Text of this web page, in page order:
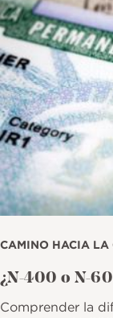
CAMINO HACIA LA
¿N-400 o N-
Comprender la